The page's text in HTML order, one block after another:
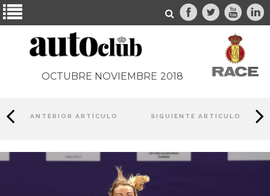
OCTUBRE NOVIEMBRE 2018
ANTERIOR ARTÍCULO SIGUIENTE ARTÍCULO